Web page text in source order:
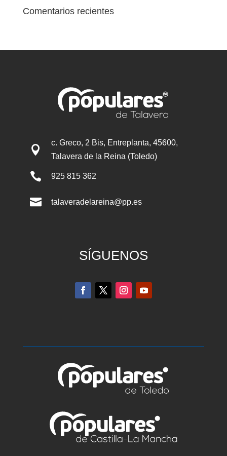
Comentarios recientes

c. Greco, 2 Bis, Entreplanta, 45600,
Talavera de la Reina (Toledo)
 925 815 362
 talaveradelareina@pp.es
SÍGUENOS